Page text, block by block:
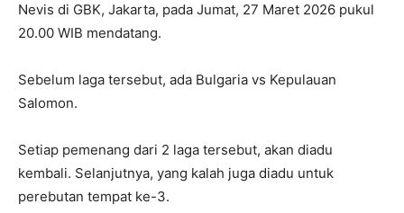
Nevis di GBK, Jakarta, pada Jumat, 27 Maret 2026 pukul
20.00 WIB mendatang.
Sebelum laga tersebut, ada Bulgaria vs Kepulauan
Salomon.
Setiap pemenang dari 2 laga tersebut, akan diadu
kembali. Selanjutnya, yang kalah juga diadu untuk
perebutan tempat ke-3.